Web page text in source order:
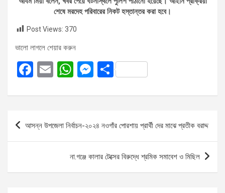
শেষে মরদেহ পরিবারের নিকট হস্তান্তর করা হবে।
Post Views: 370
ভালো লাগলে শেয়ার করুন
F
ce
o
E
ail
W
at
s
A
p
p
M
se
g
er
S
ar
e
Post
navigation
আসন্ন উপজেলা নির্বাচন-২০২৪ নওগাঁর পোরশায় প্রার্থী দের মাঝে প্রতীক বরাদ্দ
না.গঞ্জে কালার টেক্সের বিরুদ্ধে শ্রমিক সমাবেশ ও মিছিল